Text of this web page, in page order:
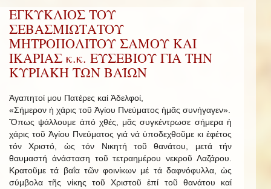
ΕΓΚΥΚΛΙΟΣ ΤΟΥ
ΣΕΒΑΣΜΙΩΤΑΤΟΥ
ΜΗΤΡΟΠΟΛΙΤΟΥ ΣΑΜΟΥ ΚΑΙ
ΙΚΑΡΙΑΣ κ.κ. ΕΥΣΕΒΙΟΥ ΓΙΑ ΤΗΝ
ΚΥΡΙΑΚΗ ΤΩΝ ΒΑΪΩΝ
Ἀγαπητοί μου Πατέρες καί Ἀδελφοί,
«Σήμερον ἡ χάρις τοῦ Ἁγίου Πνεύματος ἡμᾶς συνήγαγεν».
Ὅπως ψάλλουμε ἀπό χθές, μᾶς συγκέντρωσε σήμερα ἡ
χάρις τοῦ Ἁγίου Πνεύματος γιά νά ὑποδεχθοῦμε κι ἐφέτος
τόν Χριστό, ὡς τόν Νικητή τοῦ θανάτου, μετά τήν
θαυμαστή ἀνάσταση τοῦ τετραημέρου νεκροῦ Λαζάρου.
Κρατοῦμε τά βαΐα τῶν φοινίκων μέ τά δαφνόφυλλα, ὡς
σύμβολα τῆς νίκης τοῦ Χριστοῦ ἐπί τοῦ θανάτου καί